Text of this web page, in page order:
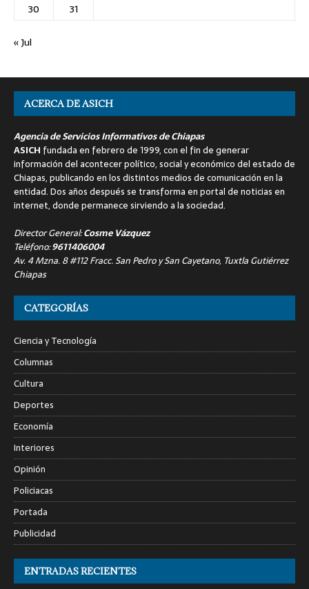
30
31
« Jul
ACERCA DE ASICH
Agencia de Servicios Informativos de Chiapas
ASICH fundada en febrero de 1999, con el fin de generar
información del acontecer político, social y económico del estado de
Chiapas, publicando en los distintos medios de comunicación en la
entidad. Dos años después se transforma en portal de noticias en
internet, donde permanece sirviendo a la sociedad.
Director General:Cosme Vázquez
Teléfono:9611406004
Av. 4 Mzna. 8 #112 Fracc. San Pedro y San Cayetano, Tuxtla Gutiérrez
Chiapas
CATEGORÍAS
Ciencia y Tecnología
Columnas
Cultura
Deportes
Economía
Interiores
Opinión
Policiacas
Portada
Publicidad
ENTRADAS RECIENTES